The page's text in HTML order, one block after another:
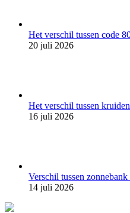
Het verschil tussen code
20 juli 2026
Het verschil tussen
16 juli 2026
Verschil tussen
14 juli 2026